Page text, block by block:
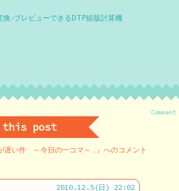
換 -プレビューできるDTP組版計算機
Comment
this post
遅い件 ～今日の一コマ～…』へのコメント
2010.12.5(日) 22:02